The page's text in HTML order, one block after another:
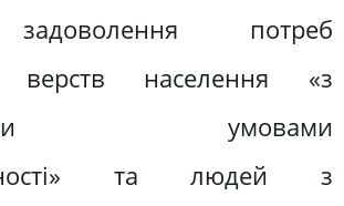
потреб
верств населення «з
умовами
та людей з